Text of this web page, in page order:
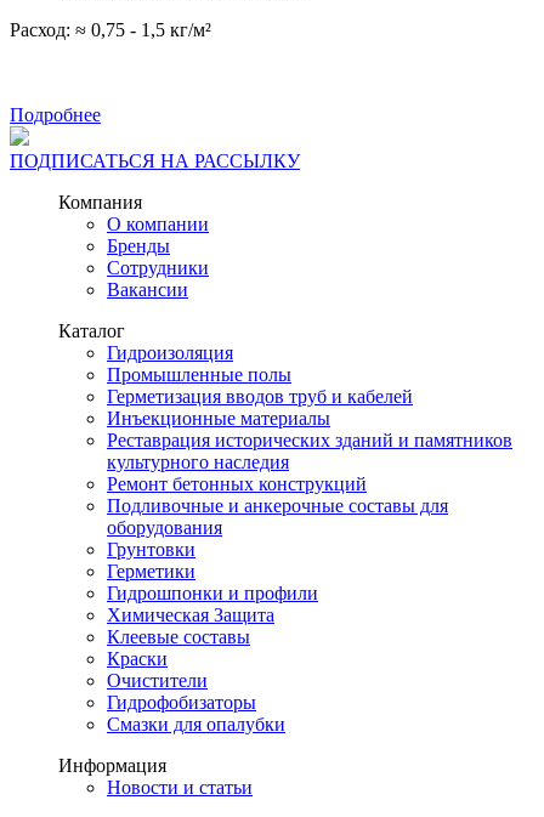
Расход: ≈ 0,75 - 1,5 кг/м²
Подробнее
ПОДПИСАТЬСЯ НА РАССЫЛКУ
Компания
О компании
Бренды
Сотрудники
Вакансии
Каталог
Гидроизоляция
Промышленные полы
Герметизация вводов труб и кабелей
Инъекционные материалы
Реставрация исторических зданий и памятников
культурного наследия
Ремонт бетонных конструкций
Подливочные и анкерочные составы для
оборудования
Грунтовки
Герметики
Гидрошпонки и профили
Химическая Защита
Клеевые составы
Краски
Очистители
Гидрофобизаторы
Смазки для опалубки
Информация
Новости и статьи